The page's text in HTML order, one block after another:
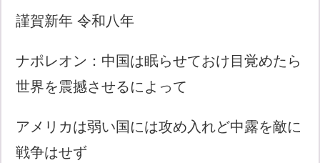
謹賀新年 令和八年
ナポレオン：中国は眠らせておけ目覚めたら
世界を震撼させるによって
アメリカは弱い国には攻め入れど中露を敵に
戦争はせず